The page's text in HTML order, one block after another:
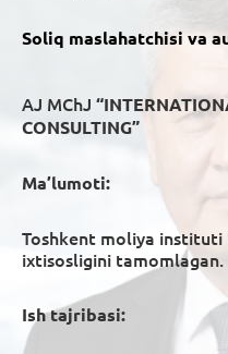
Soliq maslahatchisi va
AJ MChJ
CONSULTING”
Ma’lumoti:
Toshkent moliya
ixtisosligini tamomlagan.
Ish tajribasi: